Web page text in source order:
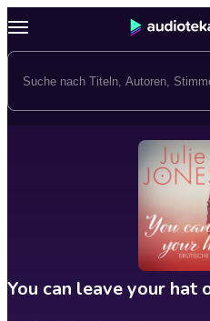
You can leave your hat